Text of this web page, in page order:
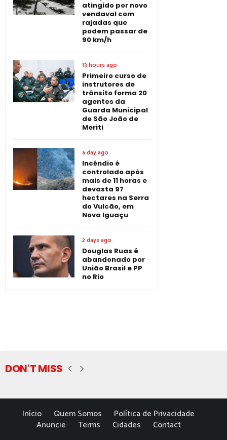
atingido por novo
vendaval com
rajadas que
podem passar de
90 km/h
13 hours ago
Primeiro curso de
instrutores de
trânsito forma 20
agentes da
Guarda Municipal
de São João de
Meriti
a day ago
Incêndio é
controlado após
mais de 11 horas e
devasta 97
hectares na Serra
do Vulcão, em
Nova Iguaçu
2 days ago
Douglas Ruas é
abandonado por
União Brasil e PP
no Rio
DON'T MISS
Início Quem Somos
Política de Privacidade
Anuncie
Terms Cidades Contact